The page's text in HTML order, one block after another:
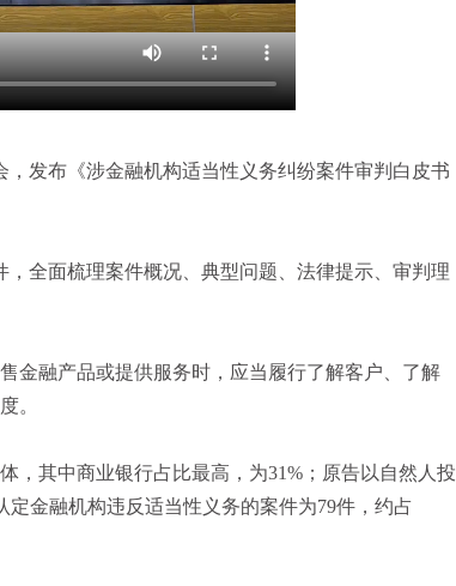
发布《涉金融机构适当性义务纠纷案件审判白皮书
全面梳理案件概况、典型问题、法律提示、审判理
融产品或提供服务时，应当履行了解客户、了解
。
其中商业银行占比最高，为31%；原告以自然人投
金融机构违反适当性义务的案件为79件，约占